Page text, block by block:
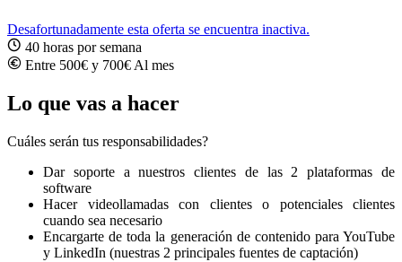
Desafortunadamente esta oferta se encuentra inactiva.
40 horas por semana
Entre 500€ y 700€ Al mes
Lo que vas a hacer
Cuáles serán tus responsabilidades?
Dar soporte a nuestros clientes de las 2 plataformas de
software
Hacer videollamadas con clientes o potenciales clientes
cuando sea necesario
Encargarte de toda la generación de contenido para YouTube
y LinkedIn (nuestras 2 principales fuentes de captación)